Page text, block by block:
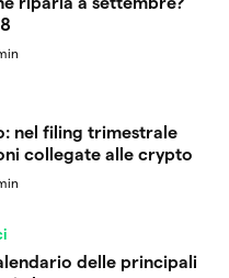
nel filing trimestrale
collegate alle crypto
delle principali